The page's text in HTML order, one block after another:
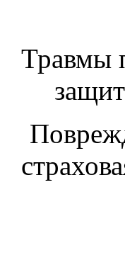
Травмы